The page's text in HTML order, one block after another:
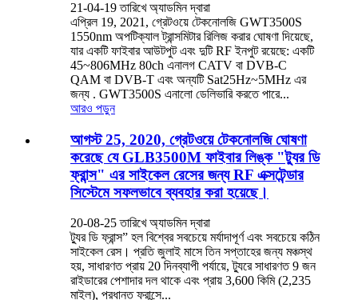
21-04-19 তারিখে অ্যাডমিন দ্বারা
এপ্রিল 19, 2021, গ্রেটওয়ে টেকনোলজি GWT3500S
1550nm অপটিক্যাল ট্রান্সমিটার রিলিজ করার ঘোষণা দিয়েছে,
যার একটি ফাইবার আউটপুট এবং দুটি RF ইনপুট রয়েছে: একটি
45~806MHz 80ch এনালগ CATV বা DVB-C
QAM বা DVB-T এবং অন্যটি Sat25Hz~5MHz এর
জন্য . GWT3500S এনালো ডেলিভারি করতে পারে...
আরও পড়ুন
আগস্ট 25, 2020, গ্রেটওয়ে টেকনোলজি ঘোষণা
করেছে যে GLB3500M ফাইবার লিঙ্ক "ট্যুর ডি
ফ্রান্স" এর সাইকেল রেসের জন্য RF এক্সটেন্ডার
সিস্টেমে সফলভাবে ব্যবহার করা হয়েছে।
20-08-25 তারিখে অ্যাডমিন দ্বারা
ট্যুর ডি ফ্রান্স” হল বিশ্বের সবচেয়ে মর্যাদাপূর্ণ এবং সবচেয়ে কঠিন
সাইকেল রেস। প্রতি জুলাই মাসে তিন সপ্তাহের জন্য মঞ্চস্থ
হয়, সাধারণত প্রায় 20 দিনব্যাপী পর্যায়ে, ট্যুরে সাধারণত 9 জন
রাইডারের পেশাদার দল থাকে এবং প্রায় 3,600 কিমি (2,235
মাইল), প্রধানত ফ্রান্সে...